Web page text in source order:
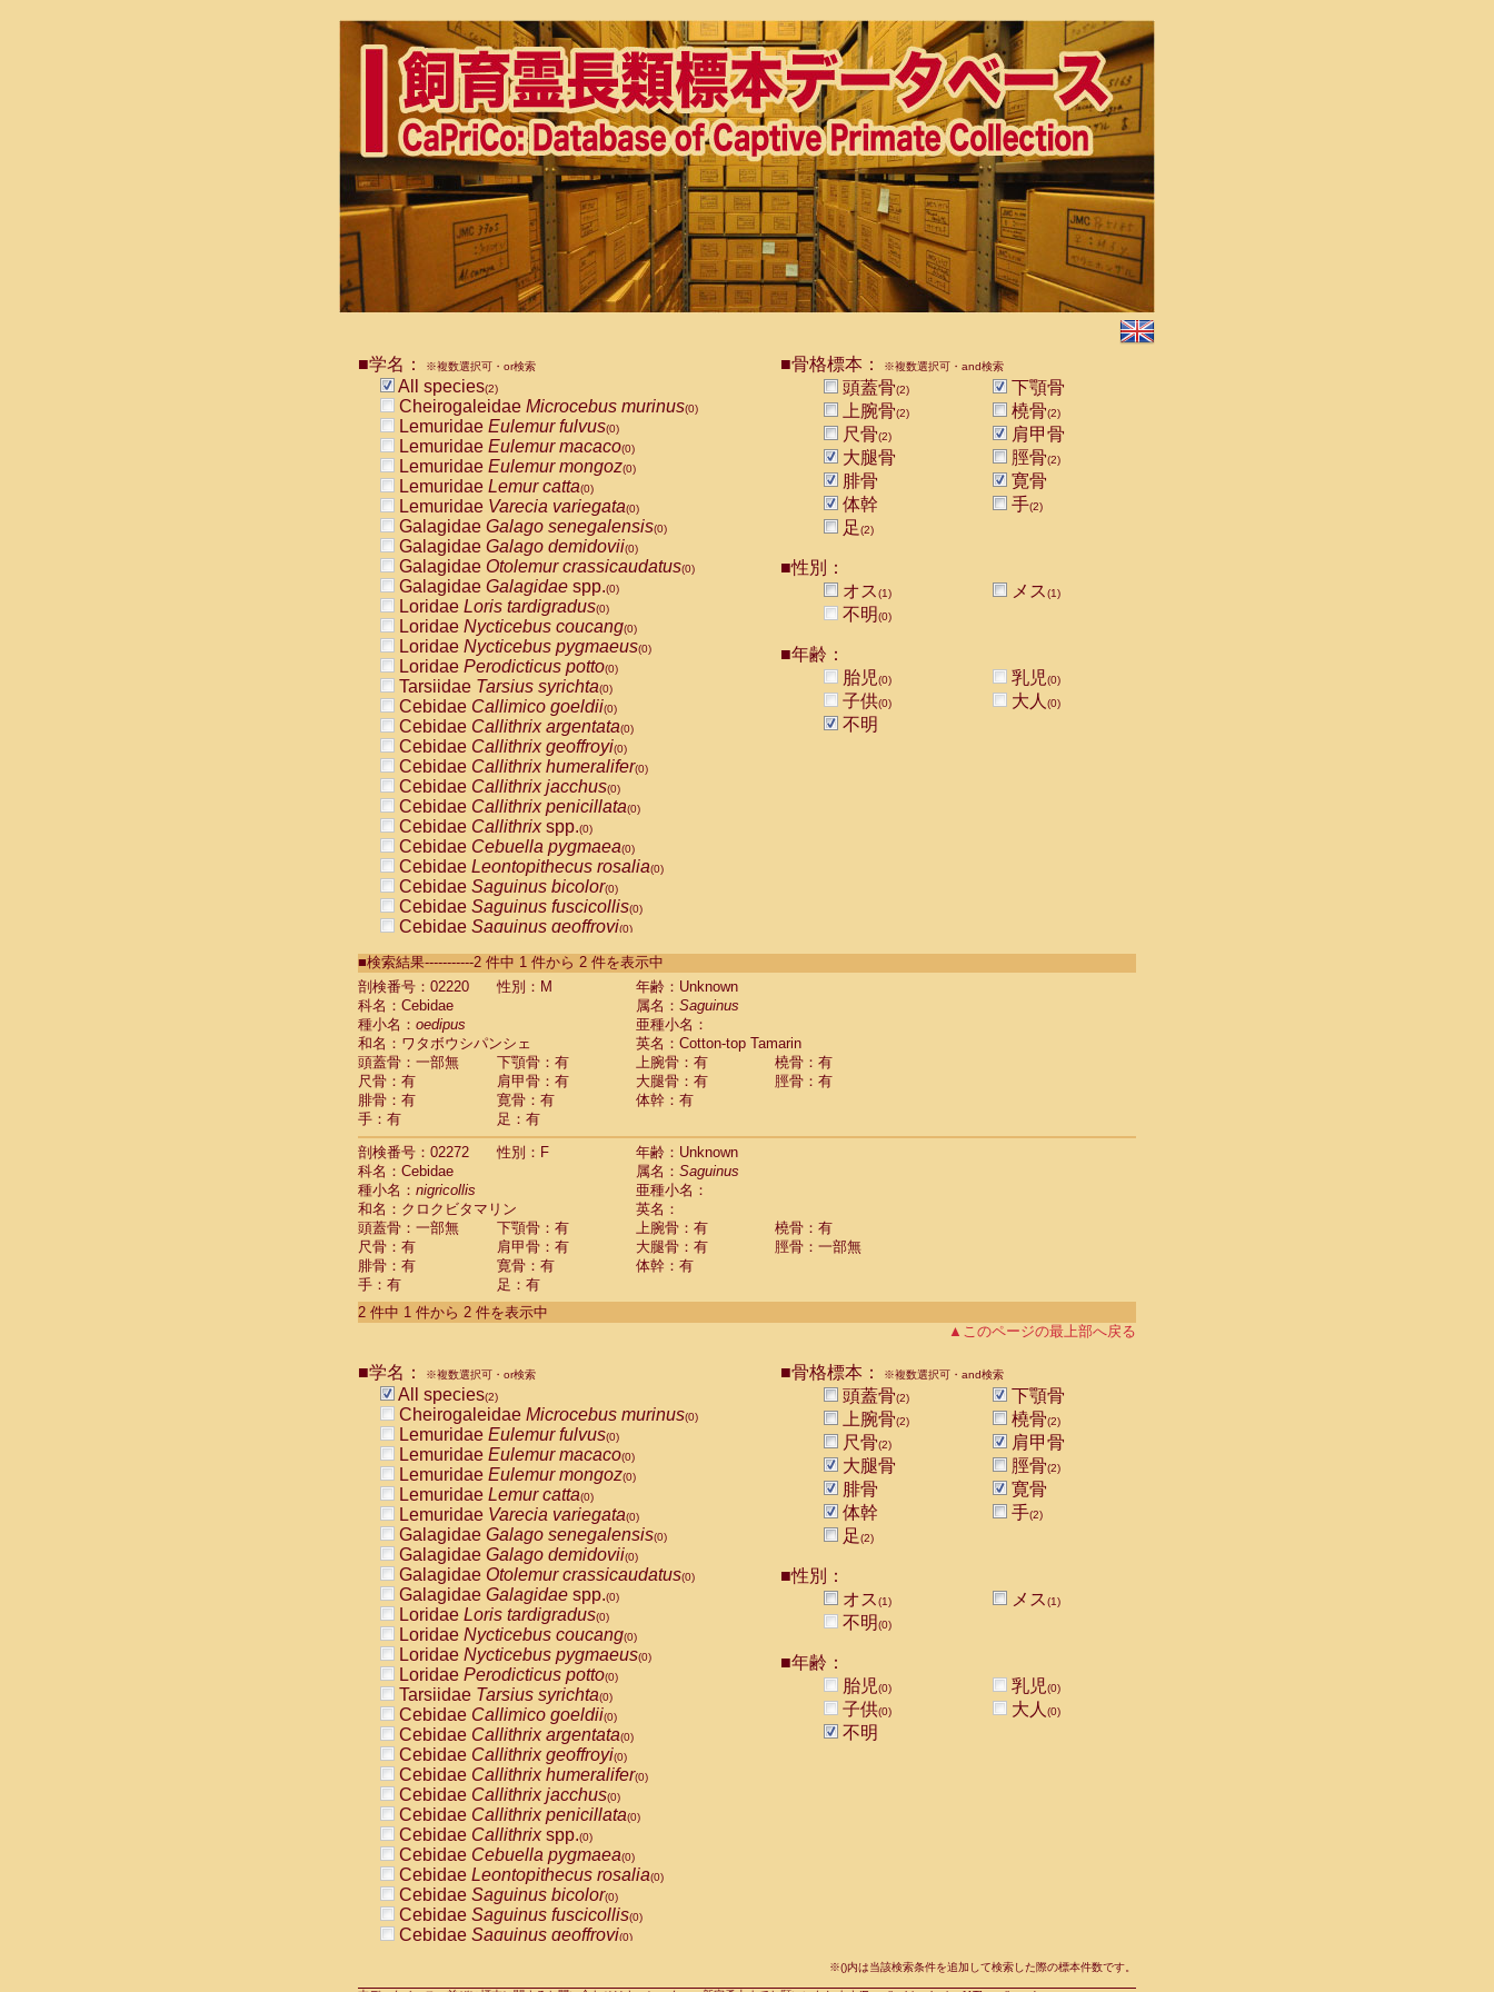
■学名： ※複数選択可・or検索
All species(2)
Cheirogaleidae Microcebus murinus(0)
Lemuridae Eulemur fulvus(0)
Lemuridae Eulemur macaco(0)
Lemuridae Eulemur mongoz(0)
Lemuridae Lemur catta(0)
Lemuridae Varecia variegata(0)
Galagidae Galago senegalensis(0)
Galagidae Galago demidovii(0)
Galagidae Otolemur crassicaudatus(0)
Galagidae Galagidae spp.(0)
Loridae Loris tardigradus(0)
Loridae Nycticebus coucang(0)
Loridae Nycticebus pygmaeus(0)
Loridae Perodicticus potto(0)
Tarsiidae Tarsius syrichta(0)
Cebidae Callimico goeldii(0)
Cebidae Callithrix argentata(0)
Cebidae Callithrix geoffroyi(0)
Cebidae Callithrix humeralifer(0)
Cebidae Callithrix jacchus(0)
Cebidae Callithrix penicillata(0)
Cebidae Callithrixspp.(0)
Cebidae Cebuella pygmaea(0)
Cebidae Leontopithecus rosalia(0)
Cebidae Saguinus bicolor(0)
Cebidae Saguinus fuscicollis(0)
Cebidae Saguinus geoffroyi(0)
CebidaeSaguinus labiatus(0)
Cebidae Saguinus leucopus (0)
Cebidae
Cebidae
CebidaeSaguinus nigricollis (1)
Cebidae Saguinus oedipus
Cebidae Saguinus weddelli
Cebidae Saguinusspp.
Cebidae Aotus trivirgatus
Cebidae Cebus albifrons
Cebidae
CebidaeCebus capucinus
CebidaeCebus nigrivittatus
Cebidae Cebusspp.(0)
Cebidae Saimiri boliviensis
Cebidae Saimiri sciureus
Atelidae Alouatta caraya
AtelidaeAlouatta fusca
AtelidaeAlouatta seniculus
AtelidaeAteles belzebuth
AtelidaeAteles geoffroyi
AtelidaeAteles paniscus(0)
AtelidaeAtelesspp. (0)
AtelidaeLagothrix lagothricha
AtelidaeLagothrix lagothricha cana
PitheciidaeCacajao calvus rubicundus
PitheciidaeCallicebus cupreus
PitheciidaeCallicebus donacophilus
PitheciidaeCallicebus moloch
PitheciidaeCallicebus torquatus(0)
PitheciidaeCallicebusspp.
PitheciidaeChiropotes satanas
PitheciidaePithecia monachus
PitheciidaePithecia pithecia (0)
CercopithecidaeCercocebus agilis
CercopithecidaeCercocebus galeritus chrysogaster
CercopithecidaeCercocebus torquatus atys
CercopithecidaeCercocebus torquatus lunulatus
CercopithecidaeCercocebus torquatus torquatus
CercopithecidaeCercocebushybrid
CercopithecidaeCercocebusspp.
CercopithecidaeLophocebus albigena
CercopithecidaePapio anubis
CercopithecidaePapio cynocephalus
CercopithecidaePapio hamadryas
CercopithecidaePapio papio
CercopithecidaePapiospp.(0)
CercopithecidaeMandrillus leucophaeus
CercopithecidaeMandrillus sphinx
CercopithecidaeMacaca arctoides(0)
■骨格標本： ※複数選択可・and検索
頭蓋骨(2)
下顎骨
上腕骨(2) 橈骨(2)
尺骨(2)
肩甲骨
大腿骨
脛骨(2)
腓骨
寛骨
体幹
手(2)
足(2)
■性別：
オス(1) メス(1)
不明(0)
■年齢：
胎児(0) 乳児(0)
子供(0) 大人 (0)
不明
■検索結果-----------2 件中 1 件から 2 件を表示中
剖検番号：02220
性別：M
年齢：Unknown
科名：Cebidae
属名： Saguinus
種小名： oedipus
亜種小名：
和名：ワタボウシパンシェ
英名：Cotton-top Tamarin
頭蓋骨：一部無
下顎骨：有 上腕骨：有
橈骨：有
尺骨：有
肩甲骨：有 大腿骨：有
脛骨：有
腓骨：有
寛骨：有
体幹：有
手：有
足：有
剖検番号：02272
性別：F
年齢：Unknown
科名：Cebidae
属名： Saguinus
種小名： nigricollis
亜種小名：
和名：クロクビタマリン
英名：
頭蓋骨：一部無
下顎骨：有 上腕骨：有
橈骨：有
尺骨：有
肩甲骨：有 大腿骨：有
脛骨：一部無
腓骨：有
寛骨：有
体幹：有
手：有
足：有
2 件中 1 件から 2 件を表示中
▲このページの最上部へ戻る
■学名： ※複数選択可・or検索
All species(2)
Cheirogaleidae Microcebus murinus(0)
Lemuridae Eulemur fulvus(0)
Lemuridae Eulemur macaco(0)
Lemuridae Eulemur mongoz(0)
Lemuridae Lemur catta(0)
Lemuridae Varecia variegata(0)
Galagidae Galago senegalensis(0)
Galagidae Galago demidovii(0)
Galagidae Otolemur crassicaudatus(0)
Galagidae Galagidae spp.(0)
Loridae Loris tardigradus(0)
Loridae Nycticebus coucang(0)
Loridae Nycticebus pygmaeus(0)
Loridae Perodicticus potto(0)
Tarsiidae Tarsius syrichta(0)
Cebidae Callimico goeldii(0)
Cebidae Callithrix argentata(0)
Cebidae Callithrix geoffroyi(0)
Cebidae Callithrix humeralifer(0)
Cebidae Callithrix jacchus(0)
Cebidae Callithrix penicillata(0)
Cebidae Callithrixspp.(0)
Cebidae Cebuella pygmaea(0)
Cebidae Leontopithecus rosalia(0)
Cebidae Saguinus bicolor(0)
Cebidae Saguinus fuscicollis(0)
Cebidae Saguinus geoffroyi(0)
■骨格標本： ※複数選択可・and検索
頭蓋骨(2)
下顎骨
上腕骨(2) 橈骨(2)
尺骨(2)
肩甲骨
大腿骨
脛骨(2)
腓骨
寛骨
体幹
手(2)
足(2)
■性別：
オス(1) メス(1)
不明(0)
■年齢：
胎児(0) 乳児(0)
子供(0) 大人 (0)
不明
※()内は当該検索条件を追加して検索した際の標本件数です。